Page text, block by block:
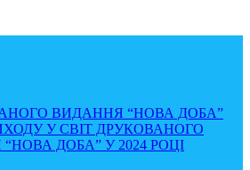
ВИДАННЯ “НОВА ДОБА”
У СВІТ ДРУКОВАНОГО
ДОБА” У 2024 РОЦІ